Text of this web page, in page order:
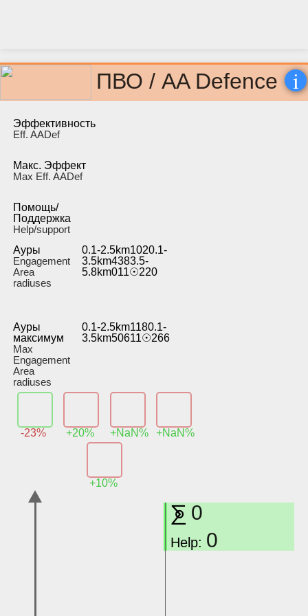
ПВО / AA Defence i
Эффективность
Eff. AADef
Макс. Эффект
Max Eff. AADef
Помощь/
Поддержка
Help/support
Ауры
Engagement
Area
radiuses
0.1-2.5km1020.1-
3.5km4383.5-
5.8km011☉220
Ауры
максимум
Max
Engagement
Area
radiuses
0.1-2.5km1180.1-
3.5km50611☉266
-23% +20% +NaN% +NaN%
+10%
⨊ 0
Help: 0